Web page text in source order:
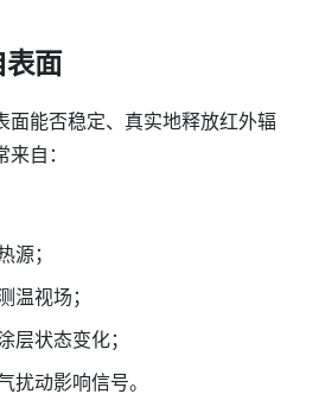
面
面能否稳定、真实地释放红外辐
自：
源；
温视场；
层状态变化；
扰动影响信号。